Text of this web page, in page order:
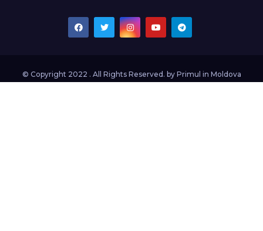
© Copyright 2022 . All Rights Reserved. by Primul in Moldova